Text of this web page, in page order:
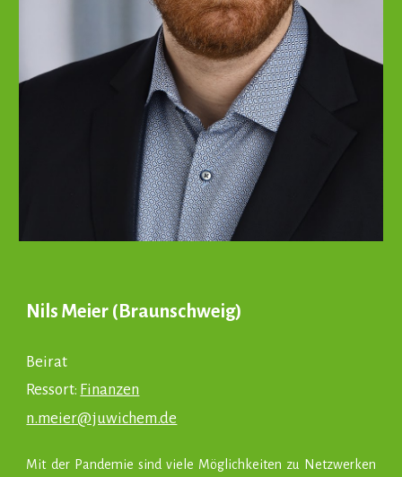
Nils Meier (Braunschweig)
Beirat
Ressort: Finanzen
n.meier@juwichem.de
Mit der Pandemie sind viele Möglichkeiten zu Netzwerken